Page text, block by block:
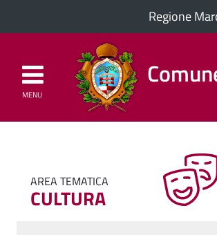
Regione
MENU
AREA TEMATICA
CULTURA